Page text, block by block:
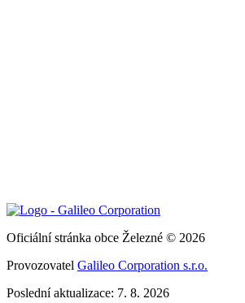
Oficiální stránka obce Železné © 2026
Provozovatel Galileo Corporation s.r.o.
Poslední aktualizace: 7. 8. 2026